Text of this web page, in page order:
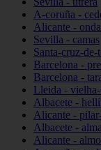
A-coruña -
Alicante -
Sevilla - camas
Santa-cruz-
Barcelona -
Barcelona -
Lleida -
Albacete -
Alicante -
Albacete -
Alicante -